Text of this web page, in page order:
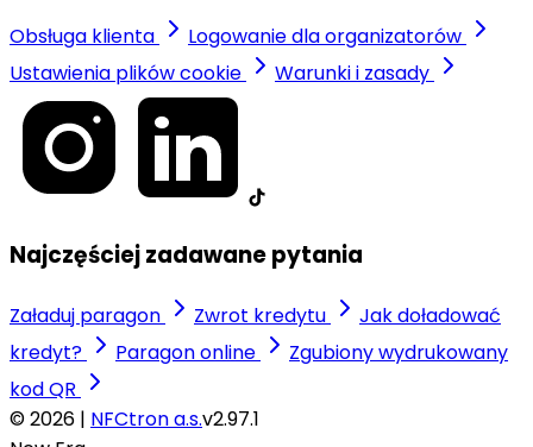
Obsługa klienta
Logowanie dla organizatorów
Ustawienia plików cookie
Warunki i zasady
Najczęściej zadawane pytania
Załaduj paragon Zwrot kredytu
Jak doładować
kredyt?
Paragon online
Zgubiony wydrukowany
kod QR
© 2026 | NFCtron a.s.v2.97.1